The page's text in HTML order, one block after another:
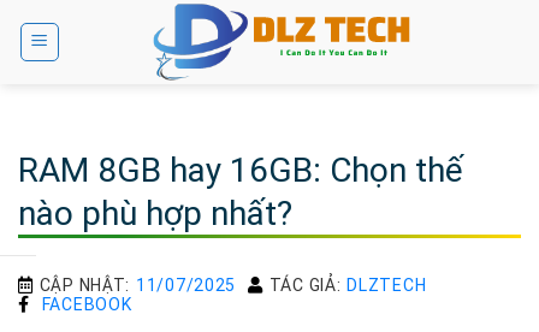
RAM 8GB hay 16GB: Chọn thế
nào phù hợp nhất?
CẬP NHẬT: 11/07/2025 TÁC GIẢ: DLZTECH
FACEBOOK